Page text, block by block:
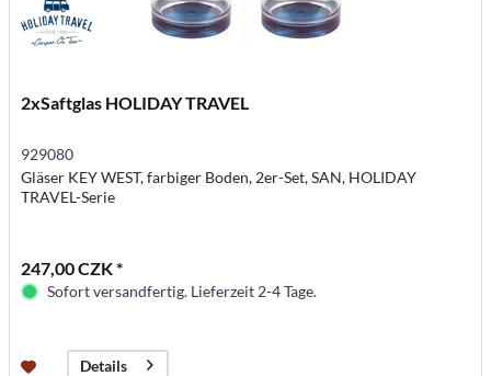
2xSaftglas HOLIDAY TRAVEL
929080
Gläser KEY WEST, farbiger Boden, 2er-Set, SAN, HOLIDAY
TRAVEL-Serie
247,00 CZK *
Sofort versandfertig. Lieferzeit 2-4 Tage.
Details